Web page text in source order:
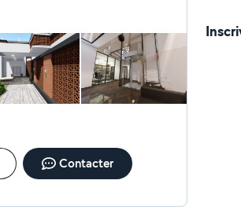
Contacter